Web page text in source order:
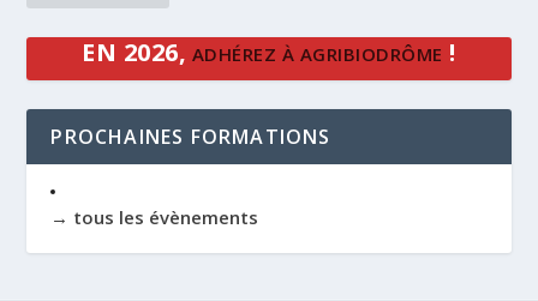
EN 2026, ADHÉREZ À AGRIBIODRÔME !
PROCHAINES FORMATIONS
→ tous les évènements